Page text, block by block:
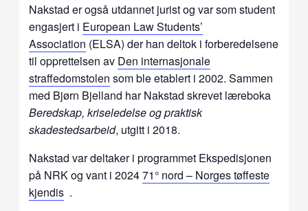
Nakstad er også utdannet jurist og var som student
engasjert i European Law Students’
Association (ELSA) der han deltok i forberedelsene
til opprettelsen av Den internasjonale
straffedomstolen som ble etablert i 2002. Sammen
med Bjørn Bjelland har Nakstad skrevet læreboka
Beredskap, kriseledelse og praktisk
skadestedsarbeid, utgitt i 2018.
Nakstad var deltaker i programmet Ekspedisjonen
på NRK og vant i 202471° nord – Norges tøffeste
kjendis .